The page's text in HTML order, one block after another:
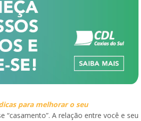
para melhorar o seu
“casamento”. A relação entre você e seu